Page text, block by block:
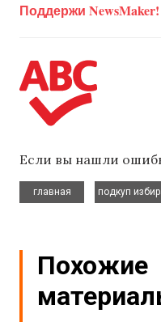
Поддержи NewsMaker!
Если вы нашли
главная
подкуп
Похожие